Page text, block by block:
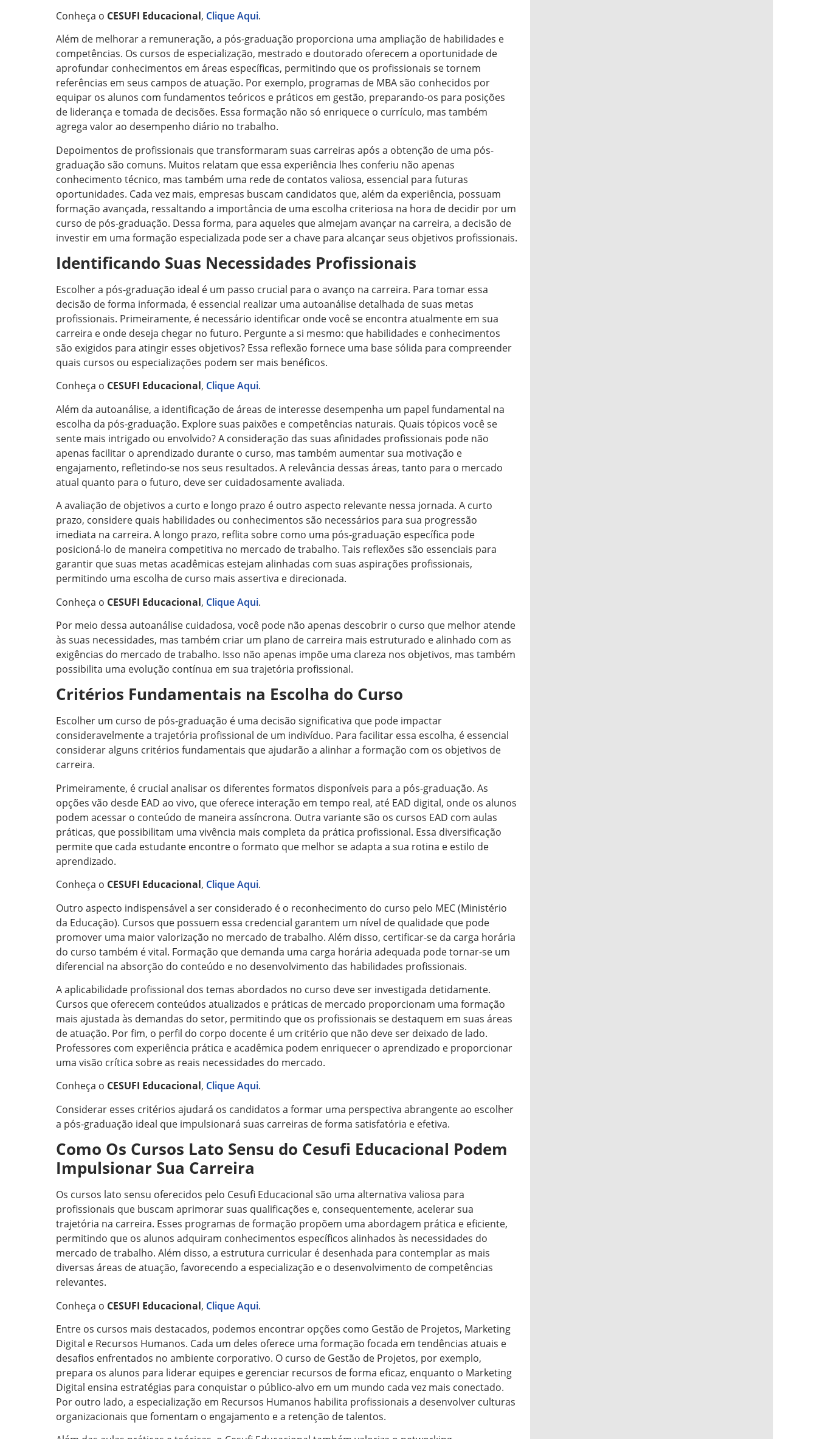
Conheça o CESUFI Educacional, Clique Aqui.
Além de melhorar a remuneração, a pós-graduação proporciona uma ampliação de habilidades e
competências. Os cursos de especialização, mestrado e doutorado oferecem a oportunidade de
aprofundar conhecimentos em áreas específicas, permitindo que os profissionais se tornem
referências em seus campos de atuação. Por exemplo, programas de MBA são conhecidos por
equipar os alunos com fundamentos teóricos e práticos em gestão, preparando-os para posições
de liderança e tomada de decisões. Essa formação não só enriquece o currículo, mas também
agrega valor ao desempenho diário no trabalho.
Depoimentos de profissionais que transformaram suas carreiras após a obtenção de uma pós-
graduação são comuns. Muitos relatam que essa experiência lhes conferiu não apenas
conhecimento técnico, mas também uma rede de contatos valiosa, essencial para futuras
oportunidades. Cada vez mais, empresas buscam candidatos que, além da experiência, possuam
formação avançada, ressaltando a importância de uma escolha criteriosa na hora de decidir por um
curso de pós-graduação. Dessa forma, para aqueles que almejam avançar na carreira, a decisão de
investir em uma formação especializada pode ser a chave para alcançar seus objetivos profissionais.
Identificando Suas Necessidades Profissionais
Escolher a pós-graduação ideal é um passo crucial para o avanço na carreira. Para tomar essa
decisão de forma informada, é essencial realizar uma autoanálise detalhada de suas metas
profissionais. Primeiramente, é necessário identificar onde você se encontra atualmente em sua
carreira e onde deseja chegar no futuro. Pergunte a si mesmo: que habilidades e conhecimentos
são exigidos para atingir esses objetivos? Essa reflexão fornece uma base sólida para compreender
quais cursos ou especializações podem ser mais benéficos.
Conheça o CESUFI Educacional, Clique Aqui.
Além da autoanálise, a identificação de áreas de interesse desempenha um papel fundamental na
escolha da pós-graduação. Explore suas paixões e competências naturais. Quais tópicos você se
sente mais intrigado ou envolvido? A consideração das suas afinidades profissionais pode não
apenas facilitar o aprendizado durante o curso, mas também aumentar sua motivação e
engajamento, refletindo-se nos seus resultados. A relevância dessas áreas, tanto para o mercado
atual quanto para o futuro, deve ser cuidadosamente avaliada.
A avaliação de objetivos a curto e longo prazo é outro aspecto relevante nessa jornada. A curto
prazo, considere quais habilidades ou conhecimentos são necessários para sua progressão
imediata na carreira. A longo prazo, reflita sobre como uma pós-graduação específica pode
posicioná-lo de maneira competitiva no mercado de trabalho. Tais reflexões são essenciais para
garantir que suas metas acadêmicas estejam alinhadas com suas aspirações profissionais,
permitindo uma escolha de curso mais assertiva e direcionada.
Conheça o CESUFI Educacional, Clique Aqui.
Por meio dessa autoanálise cuidadosa, você pode não apenas descobrir o curso que melhor atende
às suas necessidades, mas também criar um plano de carreira mais estruturado e alinhado com as
exigências do mercado de trabalho. Isso não apenas impõe uma clareza nos objetivos, mas também
possibilita uma evolução contínua em sua trajetória profissional.
Critérios Fundamentais na Escolha do Curso
Escolher um curso de pós-graduação é uma decisão significativa que pode impactar
consideravelmente a trajetória profissional de um indivíduo. Para facilitar essa escolha, é essencial
considerar alguns critérios fundamentais que ajudarão a alinhar a formação com os objetivos de
carreira.
Primeiramente, é crucial analisar os diferentes formatos disponíveis para a pós-graduação. As
opções vão desde EAD ao vivo, que oferece interação em tempo real, até EAD digital, onde os alunos
podem acessar o conteúdo de maneira assíncrona. Outra variante são os cursos EAD com aulas
práticas, que possibilitam uma vivência mais completa da prática profissional. Essa diversificação
permite que cada estudante encontre o formato que melhor se adapta a sua rotina e estilo de
aprendizado.
Conheça o CESUFI Educacional, Clique Aqui.
Outro aspecto indispensável a ser considerado é o reconhecimento do curso pelo MEC (Ministério
da Educação). Cursos que possuem essa credencial garantem um nível de qualidade que pode
promover uma maior valorização no mercado de trabalho. Além disso, certificar-se da carga horária
do curso também é vital. Formação que demanda uma carga horária adequada pode tornar-se um
diferencial na absorção do conteúdo e no desenvolvimento das habilidades profissionais.
A aplicabilidade profissional dos temas abordados no curso deve ser investigada detidamente.
Cursos que oferecem conteúdos atualizados e práticas de mercado proporcionam uma formação
mais ajustada às demandas do setor, permitindo que os profissionais se destaquem em suas áreas
de atuação. Por fim, o perfil do corpo docente é um critério que não deve ser deixado de lado.
Professores com experiência prática e acadêmica podem enriquecer o aprendizado e proporcionar
uma visão crítica sobre as reais necessidades do mercado.
Conheça o CESUFI Educacional, Clique Aqui.
Considerar esses critérios ajudará os candidatos a formar uma perspectiva abrangente ao escolher
a pós-graduação ideal que impulsionará suas carreiras de forma satisfatória e efetiva.
Como Os Cursos Lato Sensu do Cesufi Educacional Podem
Impulsionar Sua Carreira
Os cursos lato sensu oferecidos pelo Cesufi Educacional são uma alternativa valiosa para
profissionais que buscam aprimorar suas qualificações e, consequentemente, acelerar sua
trajetória na carreira. Esses programas de formação propõem uma abordagem prática e eficiente,
permitindo que os alunos adquiram conhecimentos específicos alinhados às necessidades do
mercado de trabalho. Além disso, a estrutura curricular é desenhada para contemplar as mais
diversas áreas de atuação, favorecendo a especialização e o desenvolvimento de competências
relevantes.
Conheça o CESUFI Educacional, Clique Aqui.
Entre os cursos mais destacados, podemos encontrar opções como Gestão de Projetos, Marketing
Digital e Recursos Humanos. Cada um deles oferece uma formação focada em tendências atuais e
desafios enfrentados no ambiente corporativo. O curso de Gestão de Projetos, por exemplo,
prepara os alunos para liderar equipes e gerenciar recursos de forma eficaz, enquanto o Marketing
Digital ensina estratégias para conquistar o público-alvo em um mundo cada vez mais conectado.
Por outro lado, a especialização em Recursos Humanos habilita profissionais a desenvolver culturas
organizacionais que fomentam o engajamento e a retenção de talentos.